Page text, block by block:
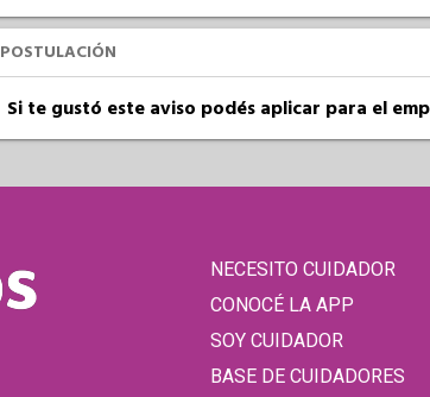
POSTULACIÓN
Si te gustó este aviso podés aplicar para el
NECESITO CUIDADOR
CONOCÉ LA APP
SOY CUIDADOR
BASE DE CUIDADORES